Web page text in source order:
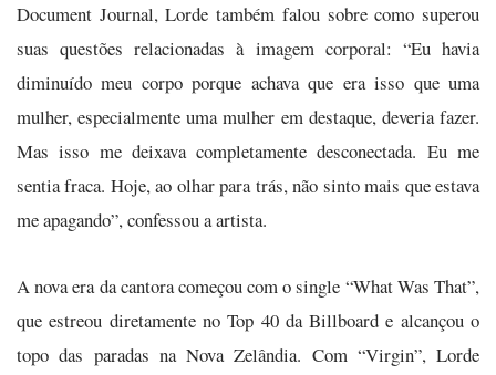
Document Journal, Lorde também falou sobre como superou
suas questões relacionadas à imagem corporal: “Eu havia
diminuído meu corpo porque achava que era isso que uma
mulher, especialmente uma mulher em destaque, deveria fazer.
Mas isso me deixava completamente desconectada. Eu me
sentia fraca. Hoje, ao olhar para trás, não sinto mais que estava
me apagando”, confessou a artista.
A nova era da cantora começou com o single “What Was That”,
que estreou diretamente no Top 40 da Billboard e alcançou o
topo das paradas na Nova Zelândia. Com “Virgin”, Lorde